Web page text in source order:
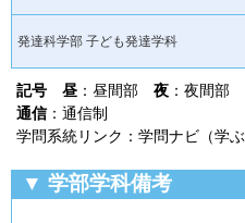
発達科学部 子ども発達学科
記号 昼 ：昼間部 夜 ：夜間部
通信：通信制
学問系統リンク：学問ナビ（学ぶ
▼ 学部学科備考